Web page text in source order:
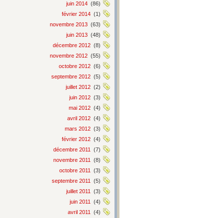
juin 2014 (86)
février 2014 (1)
novembre 2013 (63)
juin 2013 (48)
décembre 2012 (8)
novembre 2012 (55)
octobre 2012 (6)
septembre 2012 (5)
juillet 2012 (2)
juin 2012 (3)
mai 2012 (4)
avril 2012 (4)
mars 2012 (3)
février 2012 (4)
décembre 2011
(7)
novembre 2011
(8)
octobre 2011
(3)
septembre 2011
(5)
juillet 2011
(3)
juin 2011
(4)
avril 2011
(4)